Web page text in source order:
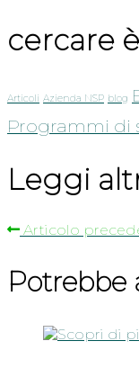
cercare
Articoli Azienda NSP blog
Programmi di
Leggi
Articolo
Potrebbe